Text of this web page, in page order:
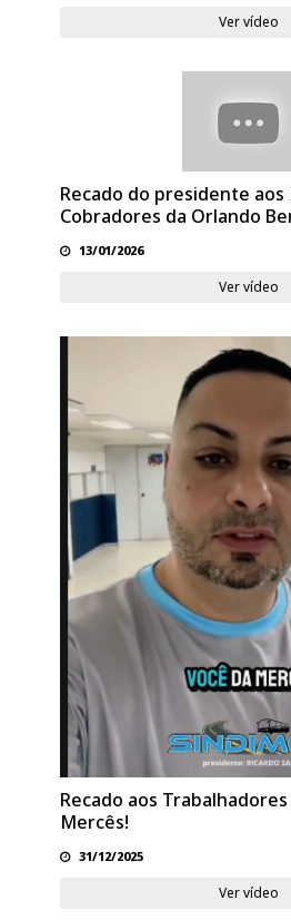
Ver vídeo
Recado do presidente
Cobradores da Orlando
13/01/2026
Ver vídeo
Recado aos
Mercês!
31/12/2025
Ver vídeo